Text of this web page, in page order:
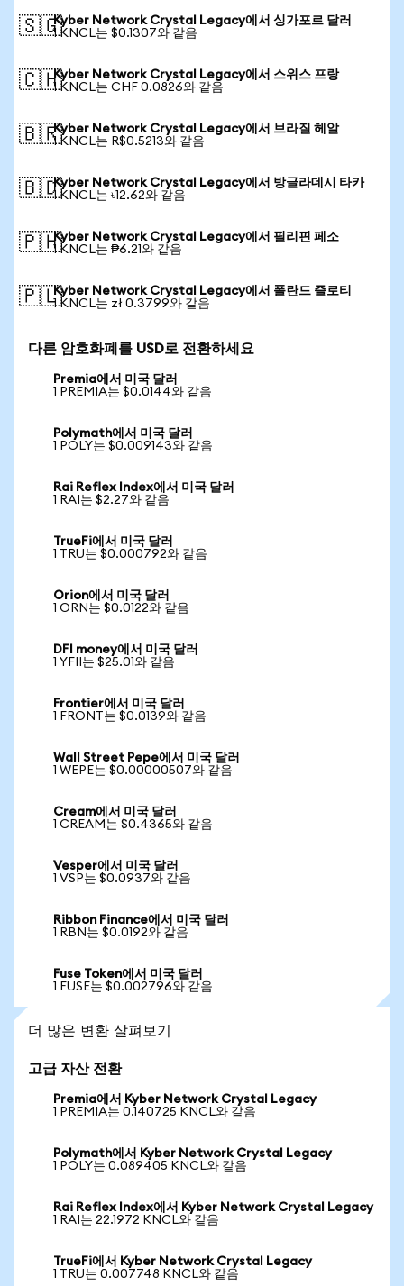
🇸🇬Kyber Network Crystal Legacy에서 싱가포르 달러
1 KNCL는 $0.1307와 같음
🇨🇭Kyber Network Crystal Legacy에서 스위스 프랑
1 KNCL는 CHF 0.0826와 같음
🇧🇷Kyber Network Crystal Legacy에서 브라질 헤알
1 KNCL는 R$0.5213와 같음
🇧🇩Kyber Network Crystal Legacy에서 방글라데시 타카
1 KNCL는 ৳12.62와 같음
🇵🇭Kyber Network Crystal Legacy에서 필리핀 페소
1 KNCL는 ₱6.21와 같음
🇵🇱Kyber Network Crystal Legacy에서 폴란드 즐로티
1 KNCL는 zł 0.3799와 같음
다른 암호화폐를 USD로 전환하세요
Premia에서 미국 달러
1 PREMIA는 $0.0144와 같음
Polymath에서 미국 달러
1 POLY는 $0.009143와 같음
Rai Reflex Index에서 미국 달러
1 RAI는 $2.27와 같음
TrueFi에서 미국 달러
1 TRU는 $0.000792와 같음
Orion에서 미국 달러
1 ORN는 $0.0122와 같음
DFI money에서 미국 달러
1 YFII는 $25.01와 같음
Frontier에서 미국 달러
1 FRONT는 $0.0139와 같음
Wall Street Pepe에서 미국 달러
1 WEPE는 $0.00000507와 같음
Cream에서 미국 달러
1 CREAM는 $0.4365와 같음
Vesper에서 미국 달러
1 VSP는 $0.0937와 같음
Ribbon Finance에서 미국 달러
1 RBN는 $0.0192와 같음
Fuse Token에서 미국 달러
1 FUSE는 $0.002796와 같음
더 많은 변환 살펴보기
고급 자산 전환
Premia에서 Kyber Network Crystal Legacy
1 PREMIA는 0.140725 KNCL와 같음
Polymath에서 Kyber Network Crystal Legacy
1 POLY는 0.089405 KNCL와 같음
Rai Reflex Index에서 Kyber Network Crystal Legacy
1 RAI는 22.1972 KNCL와 같음
TrueFi에서 Kyber Network Crystal Legacy
1 TRU는 0.007748 KNCL와 같음